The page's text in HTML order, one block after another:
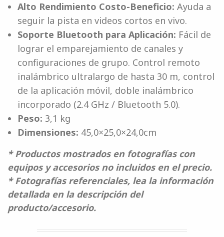
Alto Rendimiento Costo-Beneficio: Ayuda a
seguir la pista en videos cortos en vivo.
Soporte Bluetooth para Aplicación: Fácil de
lograr el emparejamiento de canales y
configuraciones de grupo. Control remoto
inalámbrico ultralargo de hasta 30 m, control
de la aplicación móvil, doble inalámbrico
incorporado (2.4 GHz / Bluetooth 5.0).
Peso: 3,1 kg
Dimensiones: 45,0×25,0×24,0cm
* Productos mostrados en fotografías con
equipos y accesorios no incluidos en el precio.
* Fotografías referenciales, lea la información
detallada en la descripción del
producto/accesorio.